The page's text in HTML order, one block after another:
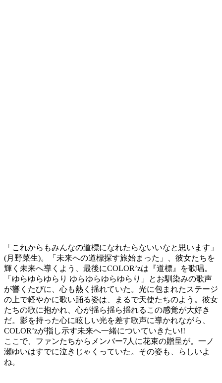
「これからもみんなの道標になれたらないいなと思います」
(月野菜生)。「未来への道標探す旅始まった」、彼女たちを
輝く未来へ導くよう、最後にCOLOR’zは『道標』を歌唱。
「ゆらゆらゆらり ゆらゆらゆらゆらり」とお馴染みの歌声
が響くたびに、心も熱く揺れていた。光に包まれたステージ
の上で軽やかに歌い踊る姿は、まるで天使たちのよう。彼女
たちの歌に抱かれ、心が揺ら揺ら揺れるこの感覚が大好き
だ。影を持った心に眩しい光を差す歌声に導かれながら、
COLOR’zが指し示す未来へ一緒についていきたい!!
ここで、ファンたちからメンバー7人に花束の贈呈が。一ノ
瀬ゆいはすでに泣きじゃくっていた。その姿も、らしいよ
ね。